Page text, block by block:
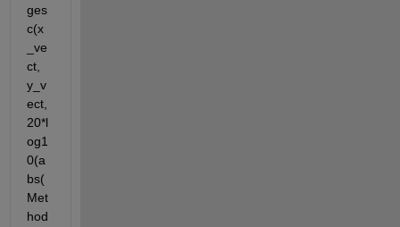
ges
c(x
_ve
ct,
y_v
ect,
20*l
og1
0(a
bs(
Met
hod